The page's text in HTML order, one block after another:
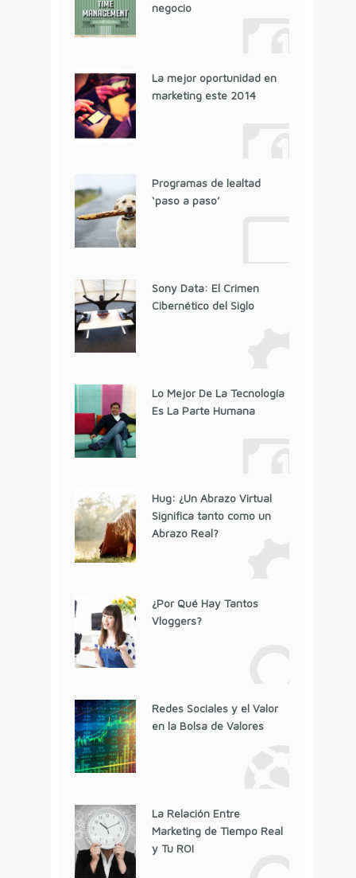
negocio
La mejor oportunidad en
marketing este 2014
Programas de lealtad
‘paso a paso’
Sony Data: El Crimen
Cibernético del Siglo
Lo Mejor De La Tecnología
Es La Parte Humana
Hug: ¿Un Abrazo Virtual
Significa tanto como un
Abrazo Real?
¿Por Qué Hay Tantos
Vloggers?
Redes Sociales y el Valor
en la Bolsa de Valores
La Relación Entre
Marketing de Tiempo Real
y Tu ROI